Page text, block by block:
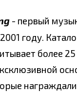
- первый
году.
более